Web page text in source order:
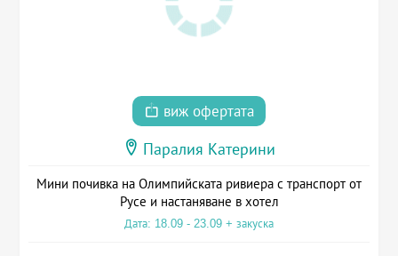
виж офертата
Паралия Катерини
Мини почивка на Олимпийската ривиера с транспорт от
Русе и настаняване в хотел
Дата: 18.09 - 23.09 + закуска